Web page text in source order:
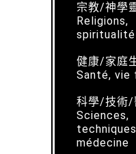
宗教/神學
Religions,
spiritualité
健康/家庭
Santé, vie
科學/技術/
Sciences,
médecine